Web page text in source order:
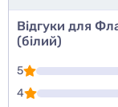
Відгуки для
(білий)
5
4